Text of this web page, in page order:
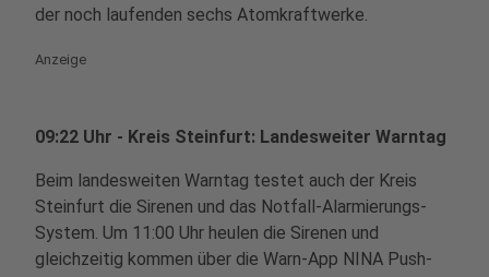
der noch laufenden sechs Atomkraftwerke.
Anzeige
09:22 Uhr - Kreis Steinfurt: Landesweiter Warntag
Beim landesweiten Warntag testet auch der Kreis
Steinfurt die Sirenen und das Notfall-Alarmierungs-
System. Um 11:00 Uhr heulen die Sirenen und
gleichzeitig kommen über die Warn-App NINA Push-